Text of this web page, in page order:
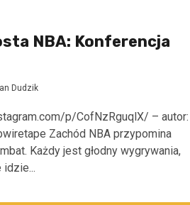
NBA: Konferencja
Dudzik
p/CofNzRguqlX/ – autor:
Zachód NBA przypomina
Każdy jest głodny wygrywania,
idzie...